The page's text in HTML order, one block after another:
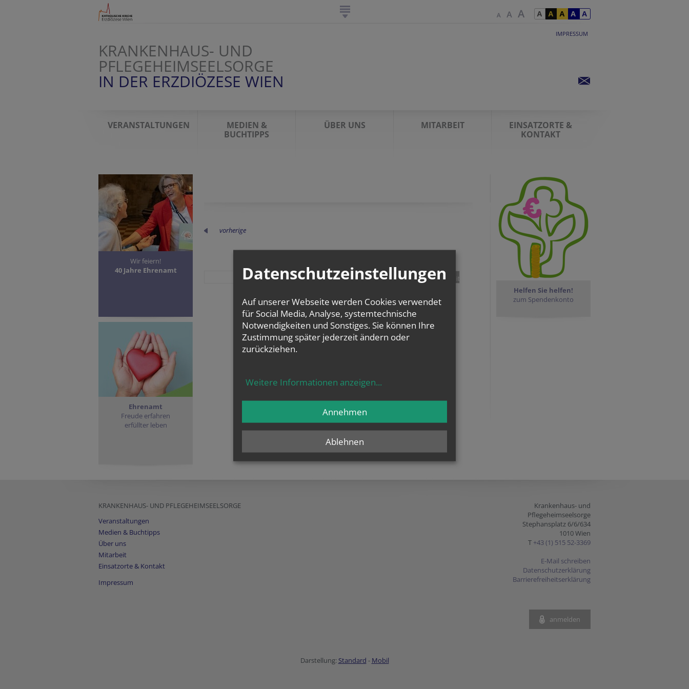
IMPRESSUM
KRANKENHAUS- UND
PFLEGEHEIMSEELSORGE
IN DER ERZDIÖZESE WIEN
VERANSTALTUNGEN
MEDIEN &
BUCHTIPPS
ÜBER UNS MITARBEIT
EINSATZORTE &
KONTAKT
Wir feiern!
40 Jahre Ehrenamt
Ehrenamt
Freude erfahren
erfüllter leben
vorherige
teilen tweet pin it
Helfen Sie helfen!
zum Spendenkonto
KRANKENHAUS- UND PFLEGEHEIMSEELSORGE
Veranstaltungen
Medien & Buchtipps
Über uns
Mitarbeit
Einsatzorte & Kontakt
Impressum
Krankenhaus- und
Pflegeheimseelsorge
Stephansplatz 6/6/634
1010 Wien
T +43 (1) 515 52-3369
E-Mail schreiben
Datenschutzerklärung
Barrierefreiheitserklärung
anmelden
Darstellung: Standard - Mobil
Datenschutzeinstellungen
Auf unserer Webseite werden Cookies verwendet
für Social Media, Analyse, systemtechnische
Notwendigkeiten und Sonstiges. Sie können Ihre
Zustimmung später jederzeit ändern oder
zurückziehen.
Weitere Informationen anzeigen...
Ablehnen
Annehmen